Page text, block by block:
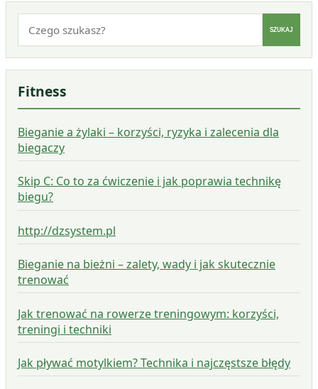
SZUKAJ
Fitness
Bieganie a żylaki – korzyści, ryzyka i zalecenia dla
biegaczy
Skip C: Co to za ćwiczenie i jak poprawia technikę
biegu?
http://dzsystem.pl
Bieganie na bieżni – zalety, wady i jak skutecznie
trenować
Jak trenować na rowerze treningowym: korzyści,
treningi i techniki
Jak pływać motylkiem? Technika i najczęstsze błędy